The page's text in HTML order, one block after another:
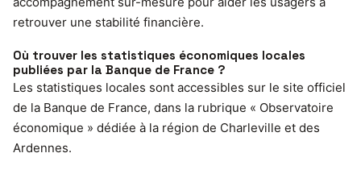
retrouver une stabilité financière.
Où trouver les statistiques économiques locales
publiées par la Banque de France ?
Les statistiques locales sont accessibles sur le site officiel
de la Banque de France, dans la rubrique « Observatoire
économique » dédiée à la région de Charleville et des
Ardennes.